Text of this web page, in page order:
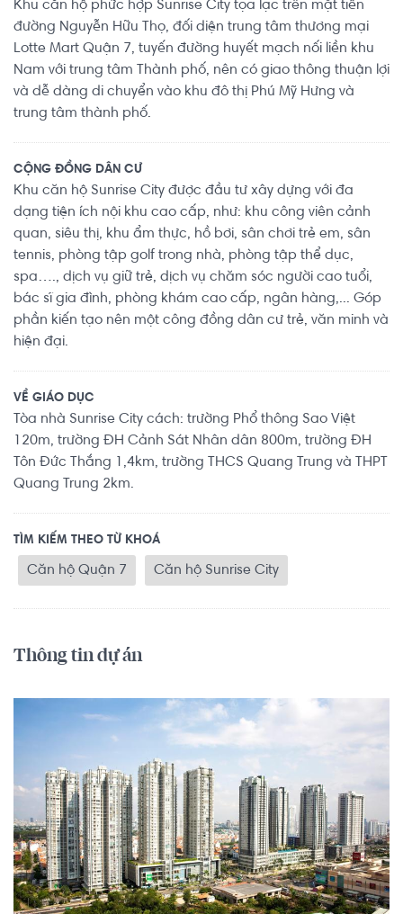
Khu căn hộ phức hợp Sunrise City tọa lạc trên mặt tiền
đường Nguyễn Hữu Thọ, đối diện trung tâm thương mại
Lotte Mart Quận 7, tuyến đường huyết mạch nối liền khu
Nam với trung tâm Thành phố, nên có giao thông thuận lợi
và dễ dàng di chuyển vào khu đô thị Phú Mỹ Hưng và
trung tâm thành phố.
CỘNG ĐỒNG DÂN CƯ
Khu căn hộ Sunrise City được đầu tư xây dựng với đa
dạng tiện ích nội khu cao cấp, như: khu công viên cảnh
quan, siêu thị, khu ẩm thực, hồ bơi, sân chơi trẻ em, sân
tennis, phòng tập golf trong nhà, phòng tập thể dục,
spa…., dịch vụ giữ trẻ, dịch vụ chăm sóc người cao tuổi,
bác sĩ gia đình, phòng khám cao cấp, ngân hàng,... Góp
phần kiến tạo nên một công đồng dân cư trẻ, văn minh và
hiện đại.
VỀ GIÁO DỤC
Tòa nhà Sunrise City cách: trường Phổ thông Sao Việt
120m, trường ĐH Cảnh Sát Nhân dân 800m, trường ĐH
Tôn Đức Thắng 1,4km, trường THCS Quang Trung và THPT
Quang Trung 2km.
TÌM KIẾM THEO TỪ KHOÁ
Căn hộ Quận 7 Căn hộ Sunrise City
Thông tin dự án